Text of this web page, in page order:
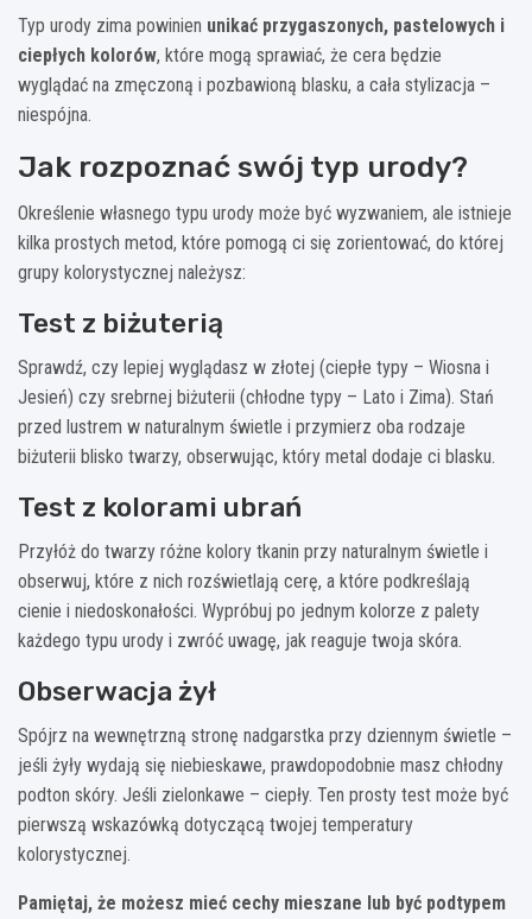
Typ urody zima powinien unikać przygaszonych, pastelowych i
ciepłych kolorów, które mogą sprawiać, że cera będzie
wyglądać na zmęczoną i pozbawioną blasku, a cała stylizacja –
niespójna.
Jak rozpoznać swój typ urody?
Określenie własnego typu urody może być wyzwaniem, ale istnieje
kilka prostych metod, które pomogą ci się zorientować, do której
grupy kolorystycznej należysz:
Test z biżuterią
Sprawdź, czy lepiej wyglądasz w złotej (ciepłe typy – Wiosna i
Jesień) czy srebrnej biżuterii (chłodne typy – Lato i Zima). Stań
przed lustrem w naturalnym świetle i przymierz oba rodzaje
biżuterii blisko twarzy, obserwując, który metal dodaje ci blasku.
Test z kolorami ubrań
Przyłóż do twarzy różne kolory tkanin przy naturalnym świetle i
obserwuj, które z nich rozświetlają cerę, a które podkreślają
cienie i niedoskonałości. Wypróbuj po jednym kolorze z palety
każdego typu urody i zwróć uwagę, jak reaguje twoja skóra.
Obserwacja żył
Spójrz na wewnętrzną stronę nadgarstka przy dziennym świetle –
jeśli żyły wydają się niebieskawe, prawdopodobnie masz chłodny
podton skóry. Jeśli zielonkawe – ciepły. Ten prosty test może być
pierwszą wskazówką dotyczącą twojej temperatury
kolorystycznej.
Pamiętaj, że możesz mieć cechy mieszane lub być podtypem